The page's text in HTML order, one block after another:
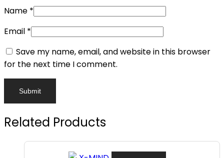
Name *
Email *
Save my name, email, and website in this browser
for the next time I comment.
Related Products